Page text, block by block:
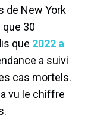
de New York
que 30
que 2022 a
a suivi
cas mortels.
vu le chiffre